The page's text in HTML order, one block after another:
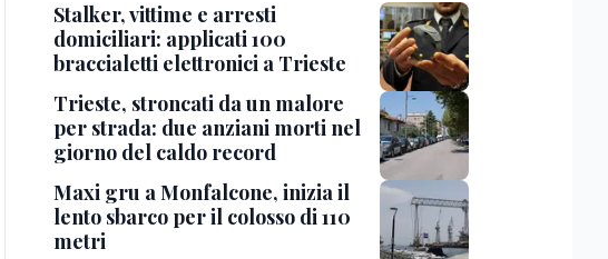
Stalker, vittime e arresti
domiciliari: applicati 100
braccialetti elettronici a Trieste
Trieste, stroncati da un malore
per strada: due anziani morti nel
giorno del caldo record
Maxi gru a Monfalcone, inizia il
lento sbarco per il colosso di 110
metri